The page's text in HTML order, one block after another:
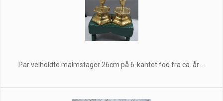
Par velholdte malmstager 26cm på 6-kantet fod fra ca. år ...